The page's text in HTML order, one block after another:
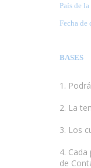
País de
Fecha de
BASES
1.
2. La
3. Los
4.
de